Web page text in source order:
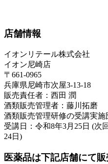
店舗情報
イオンリテール株式会社
イオン尼崎店
〒661-0965
兵庫県尼崎市次屋3-13-18
販売責任者：西田 潤
酒類販売管理者：藤川拓磨
酒類販売管理研修の受講実
受講日：令和8年3月25日 (次
24日)
医薬品は下記店舗にて販